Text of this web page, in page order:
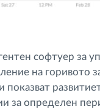
софтуер за
на горивото
показват
за определен